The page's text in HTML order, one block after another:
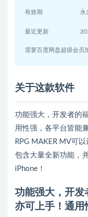
有效期 永
最近更新
需要百度网盘超级会员
关于这款软件
功能强大，开发者的
用性强，各平台皆能
RPG MAKER MV可
包含大量全新功能，
iPhone！
功能强大，开发
亦可上手！通用